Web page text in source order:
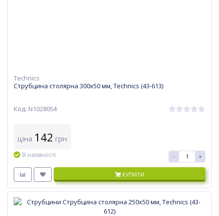
Technics
Струбцина столярна 300х50 мм, Technics (43-613)
Код: N1028054
ціна 142 грн
В наявності - +
КУПИТИ